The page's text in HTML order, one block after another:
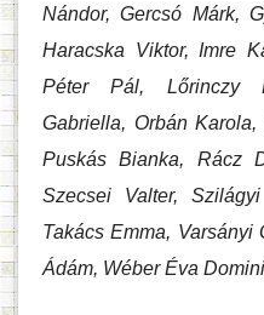
Nándor, Gercsó Márk,
Haracska Viktor, Imre
Péter Pál, Lőrinczy
Gabriella, Orbán
Puskás Bianka, Rácz
Szecsei Valter,
Takács Emma, Varsányi
Ádám, Wéber Éva